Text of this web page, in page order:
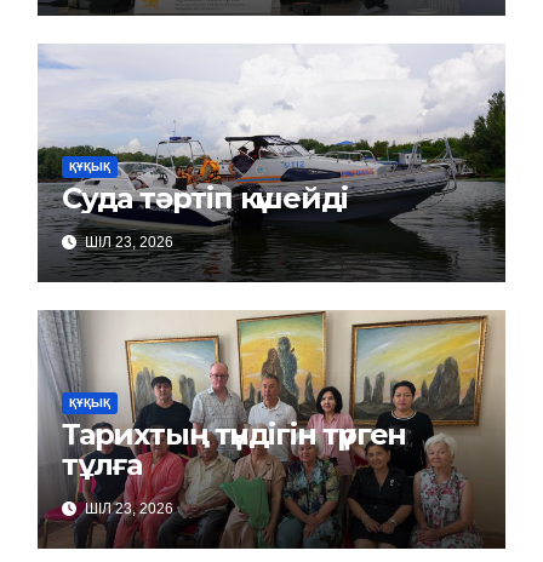
ҚҰҚЫҚ
Суда тәртіп күшейді
ШІЛ 23, 2026
ҚҰҚЫҚ
Тарихтың түндігін түрген
тұлға
ШІЛ 23, 2026